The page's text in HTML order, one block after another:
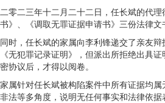
二零二三年十二月二十二日，任长斌的代
书》、《调取无罪证据申请书》三份法律文
同时，任长斌的家属向李利锋递交了亲友
《无犯罪记录证明》，但派出所拒绝出具
密协议后，才得以阅卷。
家属针对任长斌被构陷案件中所有证据均
非法等多角度，说明无任何事实和法律依